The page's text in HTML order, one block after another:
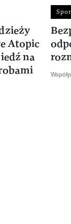
Atopic
na